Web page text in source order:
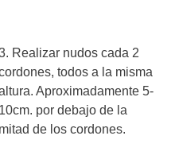
Realizar nudos cada 2
todos a la misma
Aproximadamente 5-
10cm. por debajo de la
mitad de los cordones.